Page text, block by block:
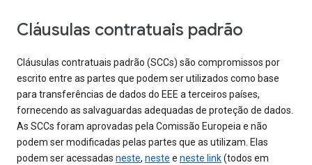
Cláusulas contratuais padrão
Cláusulas contratuais padrão (SCCs) são compromissos por
escrito entre as partes que podem ser utilizados como base
para transferências de dados do EEE a terceiros países,
fornecendo as salvaguardas adequadas de proteção de dados.
As SCCs foram aprovadas pela Comissão Europeia e não
podem ser modificadas pelas partes que as utilizam. Elas
podem ser acessadas neste, neste e neste link(todos em